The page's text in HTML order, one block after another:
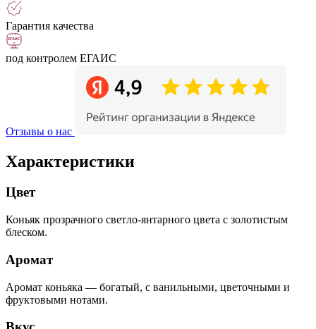
Гарантия качества
под контролем ЕГАИС
Отзывы о нас
Характеристики
Цвет
Коньяк прозрачного светло-янтарного цвета с золотистым
блеском.
Аромат
Аромат коньяка — богатый, с ванильными, цветочными и
фруктовыми нотами.